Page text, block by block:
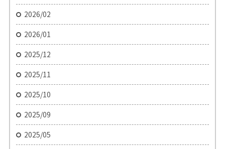
2026/02
2026/01
2025/12
2025/11
2025/10
2025/09
2025/05